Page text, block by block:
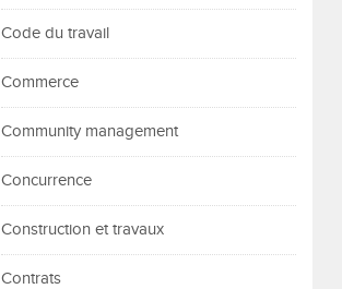
Code du travail
Commerce
Community management
Concurrence
Construction et travaux
Contrats